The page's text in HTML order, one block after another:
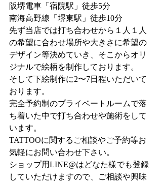
阪堺電車「宿院駅」徒歩5分
南海高野線「堺東駅」徒歩10分
先ず当店では打ち合わせから１人１人
の希望に合わせ場所や大きさに希望の
デザイン等決めていき、そこからオリ
ジナルで絵柄を制作しております。
そして下絵制作に2〜7日程いただいて
おります。
完全予約制のプライベートルームで落
ち着いた中で打ち合わせや施術をして
います。
TATTOOに関するご相談やご予約等お
気軽にお問い合わせ下さい。
ショップ用LINE@はどなた様でも登録
していただけますので、ご相談や興味